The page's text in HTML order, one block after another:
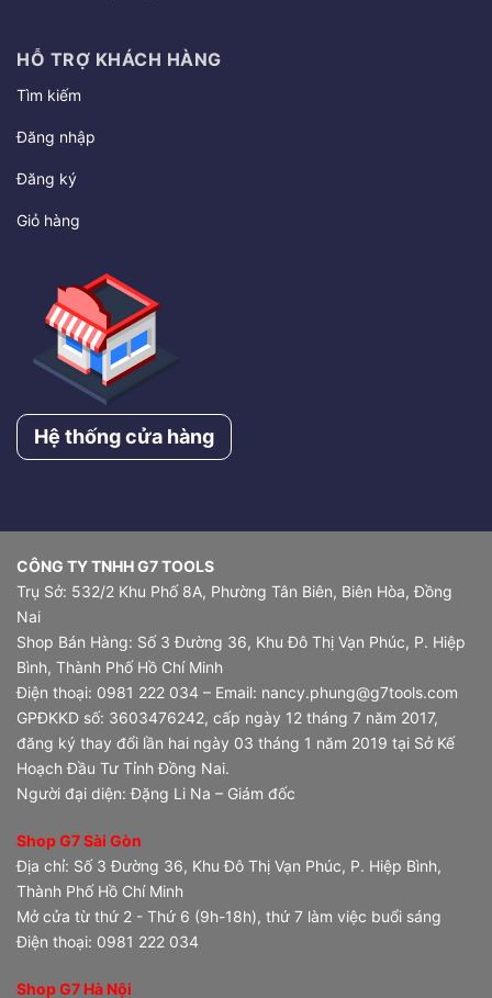
HỖ TRỢ KHÁCH HÀNG
Tìm kiếm
Đăng nhập
Đăng ký
Giỏ hàng
Hệ thống cửa hàng
CÔNG TY TNHH G7 TOOLS
Trụ Sở: 532/2 Khu Phố 8A, Phường Tân Biên, Biên Hòa, Đồng
Nai
Shop Bán Hàng: Số 3 Đường 36, Khu Đô Thị Vạn Phúc, P. Hiệp
Bình, Thành Phố Hồ Chí Minh
Điện thoại: 0981 222 034 – Email: nancy.phung@g7tools.com
GPĐKKD số: 3603476242, cấp ngày 12 tháng 7 năm 2017,
đăng ký thay đổi lần hai ngày 03 tháng 1 năm 2019 tại Sở Kế
Hoạch Đầu Tư Tỉnh Đồng Nai.
Người đại diện: Đặng Li Na – Giám đốc
Shop G7 Sài Gòn
Địa chỉ: Số 3 Đường 36, Khu Đô Thị Vạn Phúc, P. Hiệp Bình,
Thành Phố Hồ Chí Minh
Mở cửa từ thứ 2 - Thứ 6 (9h-18h), thứ 7 làm việc buổi sáng
Điện thoại: 0981 222 034
Shop G7 Hà Nội